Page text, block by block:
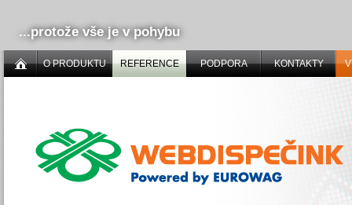
...protože vše je v pohybu
O PRODUKTU REFERENCE PODPORA KONTAKTY